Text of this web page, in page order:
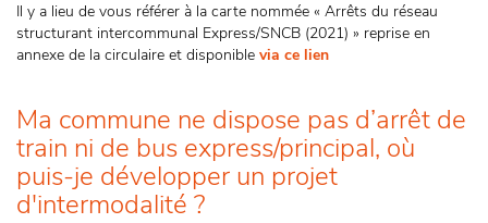
Il y a lieu de vous référer à la carte nommée « Arrêts du réseau
structurant intercommunal Express/SNCB (2021) » reprise en
annexe de la circulaire et disponible via ce lien
Ma commune ne dispose pas d’arrêt de
train ni de bus express/principal, où
puis-je développer un projet
d'intermodalité ?